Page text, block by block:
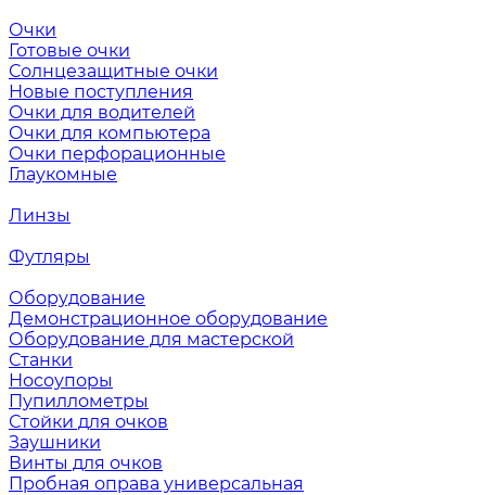
Очки
Готовые очки
Солнцезащитные очки
Новые поступления
Очки для водителей
Очки для компьютера
Очки перфорационные
Глаукомные
Линзы
Футляры
Оборудование
Демонстрационное оборудование
Оборудование для мастерской
Станки
Носоупоры
Пупиллометры
Стойки для очков
Заушники
Винты для очков
Пробная оправа универсальная